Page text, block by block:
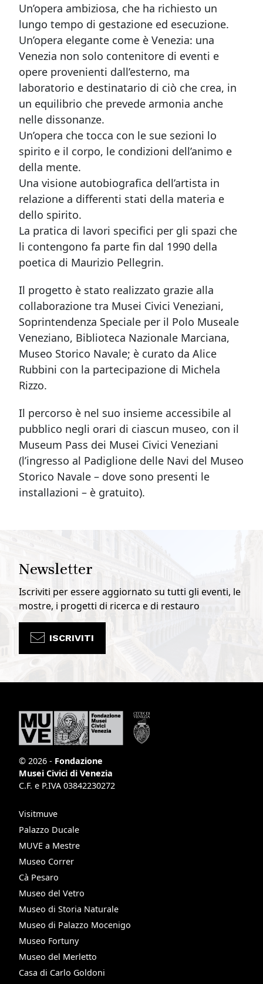
Un’opera ambiziosa, che ha richiesto un
lungo tempo di gestazione ed esecuzione.
Un’opera elegante come è Venezia: una
Venezia non solo contenitore di eventi e
opere provenienti dall’esterno, ma
laboratorio e destinatario di ciò che crea, in
un equilibrio che prevede armonia anche
nelle dissonanze.
Un’opera che tocca con le sue sezioni lo
spirito e il corpo, le condizioni dell’animo e
della mente.
Una visione autobiografica dell’artista in
relazione a differenti stati della materia e
dello spirito.
La pratica di lavori specifici per gli spazi che
li contengono fa parte fin dal 1990 della
poetica di Maurizio Pellegrin.
Il progetto è stato realizzato grazie alla
collaborazione tra Musei Civici Veneziani,
Soprintendenza Speciale per il Polo Museale
Veneziano, Biblioteca Nazionale Marciana,
Museo Storico Navale; è curato da Alice
Rubbini con la partecipazione di Michela
Rizzo.
Il percorso è nel suo insieme accessibile al
pubblico negli orari di ciascun museo, con il
Museum Pass dei Musei Civici Veneziani
(l’ingresso al Padiglione delle Navi del Museo
Storico Navale – dove sono presenti le
installazioni – è gratuito).
Newsletter
Iscriviti per essere aggiornato su tutti gli eventi, le
mostre, i progetti di ricerca e di restauro
ISCRIVITI
© 2026 - Fondazione
Musei Civici di Venezia
C.F. e P.IVA 03842230272
Visitmuve
Palazzo Ducale
MUVE a Mestre
Museo Correr
Cà Pesaro
Museo del Vetro
Museo di Storia Naturale
Museo di Palazzo Mocenigo
Museo Fortuny
Museo del Merletto
Casa di Carlo Goldoni